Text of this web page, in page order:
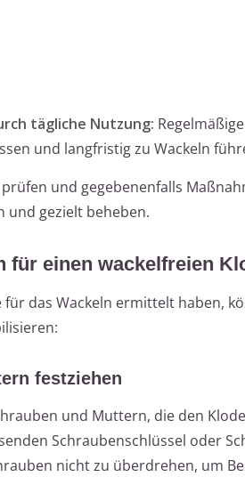
tägliche Nutzung:
und langfristig zu Wackeln
und gegebenenfalls
und gezielt beheben.
für einen wackelfreien
für das Wackeln ermittelt haben,
festziehen
und Muttern, die den
Schraubenschlüssel oder
nicht zu überdrehen, um